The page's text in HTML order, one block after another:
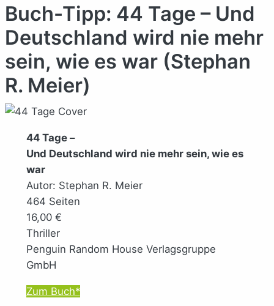
Buch-Tipp: 44 Tage – Und
Deutschland wird nie mehr
sein, wie es war (Stephan
R. Meier)
44 Tage –
Und Deutschland wird nie mehr sein, wie es
war
Autor: Stephan R. Meier
464 Seiten
16,00 €
Thriller
Penguin Random House Verlagsgruppe
GmbH
Zum Buch*